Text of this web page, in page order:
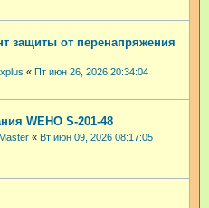
защиты от перенапряжения
« Пт июн 26, 2026 20:34:04
WEHO S-201-48
« Вт июн 09, 2026 08:17:05